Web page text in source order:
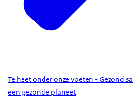
Te heet onder onze voeten - Gezond
een gezonde planeet